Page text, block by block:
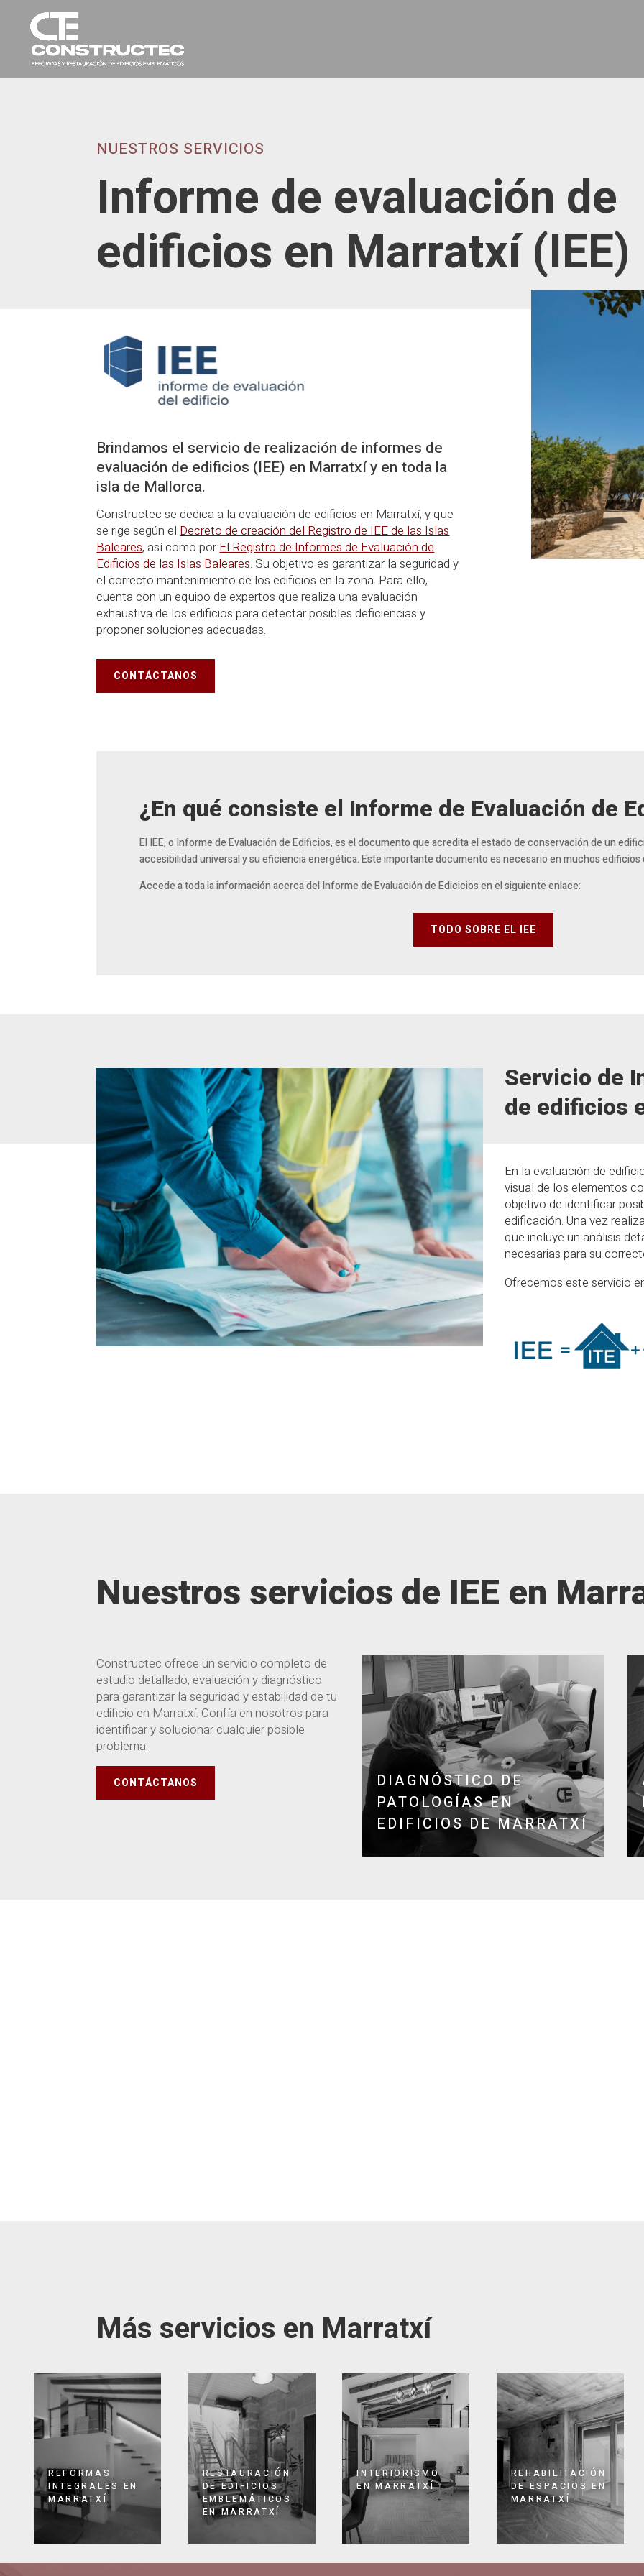
NUESTROS SERVICIOS
Informe de evaluación de
edificios en Marratxí (IEE)
Brindamos el servicio de realización de informes de
evaluación de edificios (IEE) en Marratxí y en toda la
isla de Mallorca.
Constructec se dedica a la evaluación de edificios en Marratxí, y que
se rige según el Decreto de creación del Registro de IEE de las Islas
Baleares, así como por El Registro de Informes de Evaluación de
Edificios de las Islas Baleares. Su objetivo es garantizar la seguridad y
el correcto mantenimiento de los edificios en la zona. Para ello,
cuenta con un equipo de expertos que realiza una evaluación
exhaustiva de los edificios para detectar posibles deficiencias y
proponer soluciones adecuadas.
CONTÁCTANOS
¿En qué consiste el Informe de Evaluación de
El IEE, o Informe de Evaluación de Edificios, es el documento que acredita el estado de conservación de un
accesibilidad universal y su eficiencia energética. Este importante documento es necesario en muchos edificios
Accede a toda la información acerca del Informe de Evaluación de Edicicios en el siguiente enlace:
TODO SOBRE EL IEE
Servicio de
de edificios
En la evaluación de
visual de los elementos
objetivo de identificar
edificación. Una vez
que incluye un análisis
necesarias para su
Ofrecemos este servicio
Nuestros servicios de IEE en
Constructec ofrece un servicio completo de
estudio detallado, evaluación y diagnóstico
para garantizar la seguridad y estabilidad de tu
edificio en Marratxí. Confía en nosotros para
identificar y solucionar cualquier posible
problema.
CONTÁCTANOS
DIAGNÓSTICO DE
PATOLOGÍAS EN
EDIFICIOS DE MARRATXÍ
Más servicios en Marratxí
REFORMAS
INTEGRALES EN
MARRATXÍ
RESTAURACIÓN
DE EDIFICIOS
EMBLEMÁTICOS
EN MARRATXÍ
INTERIORISMO
EN MARRATXÍ
REHABILITACIÓN
DE ESPACIOS EN
MARRATXÍ